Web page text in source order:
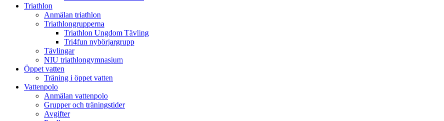
Triathlon
Anmälan triathlon
Triathlongrupperna
Triathlon Ungdom Tävling
Tri4fun nybörjargrupp
Tävlingar
NIU triathlongymnasium
Öppet vatten
Träning i öppet vatten
Vattenpolo
Anmälan vattenpolo
Grupper och träningstider
Avgifter